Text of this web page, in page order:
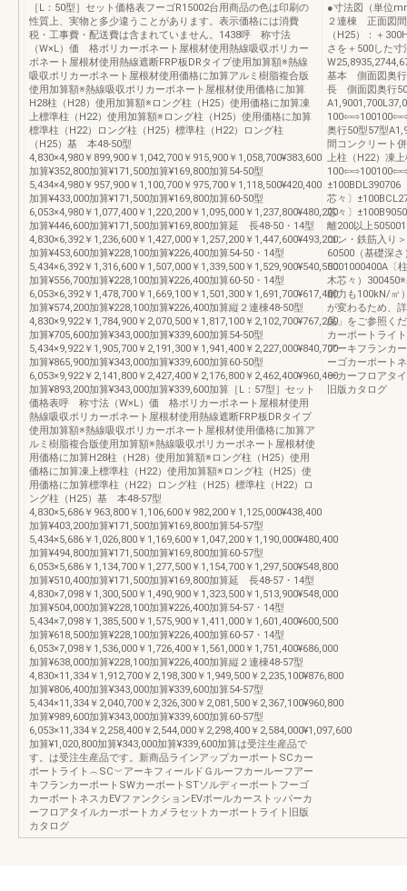
［L：50型］セット価格表フーゴR15002台用商品の色は印刷の
性質上、実物と多少違うことがあります。表示価格には消費
税・工事費・配送費は含まれていません。1438呼 称寸法
（W×L）価 格ポリカーボネート屋根材使用熱線吸収ポリカー
ボネート屋根材使用熱線遮断FRP板DRタイプ使用加算額※熱線
吸収ポリカーボネート屋根材使用価格に加算アルミ樹脂複合版
使用加算額※熱線吸収ポリカーボネート屋根材使用価格に加算
H28柱（H28）使用加算額※ロング柱（H25）使用価格に加算凍
上標準柱（H22）使用加算額※ロング柱（H25）使用価格に加算
標準柱（H22）ロング柱（H25）標準柱（H22）ロング柱
（H25）基 本48-50型
4,830×4,980￥899,900￥1,042,700￥915,900￥1,058,700¥383,600
加算¥352,800加算¥171,500加算¥169,800加算54-50型
5,434×4,980￥957,900￥1,100,700￥975,700￥1,118,500¥420,400
加算¥433,000加算¥171,500加算¥169,800加算60-50型
6,053×4,980￥1,077,400￥1,220,200￥1,095,000￥1,237,800¥480,200
加算¥446,600加算¥171,500加算¥169,800加算延 長48-50・14型
4,830×6,392￥1,236,600￥1,427,000￥1,257,200￥1,447,600¥493,200
加算¥453,600加算¥228,100加算¥226,400加算54-50・14型
5,434×6,392￥1,316,600￥1,507,000￥1,339,500￥1,529,900¥540,500
加算¥556,700加算¥228,100加算¥226,400加算60-50・14型
6,053×6,392￥1,478,700￥1,669,100￥1,501,300￥1,691,700¥617,400
加算¥574,200加算¥228,100加算¥226,400加算縦２連棟48-50型
4,830×9,922￥1,784,900￥2,070,500￥1,817,100￥2,102,700¥767,200
加算¥705,600加算¥343,000加算¥339,600加算54-50型
5,434×9,922￥1,905,700￥2,191,300￥1,941,400￥2,227,000¥840,700
加算¥865,900加算¥343,000加算¥339,600加算60-50型
6,053×9,922￥2,141,800￥2,427,400￥2,176,800￥2,462,400¥960,400
加算¥893,200加算¥343,000加算¥339,600加算［L：57型］セット
価格表呼 称寸法（W×L）価 格ポリカーボネート屋根材使用
熱線吸収ポリカーボネート屋根材使用熱線遮断FRP板DRタイプ
使用加算額※熱線吸収ポリカーボネート屋根材使用価格に加算ア
ルミ樹脂複合版使用加算額※熱線吸収ポリカーボネート屋根材使
用価格に加算H28柱（H28）使用加算額※ロング柱（H25）使用
価格に加算凍上標準柱（H22）使用加算額※ロング柱（H25）使
用価格に加算標準柱（H22）ロング柱（H25）標準柱（H22）ロ
ング柱（H25）基 本48-57型
4,830×5,686￥963,800￥1,106,600￥982,200￥1,125,000¥438,400
加算¥403,200加算¥171,500加算¥169,800加算54-57型
5,434×5,686￥1,026,800￥1,169,600￥1,047,200￥1,190,000¥480,400
加算¥494,800加算¥171,500加算¥169,800加算60-57型
6,053×5,686￥1,134,700￥1,277,500￥1,154,700￥1,297,500¥548,800
加算¥510,400加算¥171,500加算¥169,800加算延 長48-57・14型
4,830×7,098￥1,300,500￥1,490,900￥1,323,500￥1,513,900¥548,000
加算¥504,000加算¥228,100加算¥226,400加算54-57・14型
5,434×7,098￥1,385,500￥1,575,900￥1,411,000￥1,601,400¥600,500
加算¥618,500加算¥228,100加算¥226,400加算60-57・14型
6,053×7,098￥1,536,000￥1,726,400￥1,561,000￥1,751,400¥686,000
加算¥638,000加算¥228,100加算¥226,400加算縦２連棟48-57型
4,830×11,334￥1,912,700￥2,198,300￥1,949,500￥2,235,100¥876,800
加算¥806,400加算¥343,000加算¥339,600加算54-57型
5,434×11,334￥2,040,700￥2,326,300￥2,081,500￥2,367,100¥960,800
加算¥989,600加算¥343,000加算¥339,600加算60-57型
6,053×11,334￥2,258,400￥2,544,000￥2,298,400￥2,584,000¥1,097,600
加算¥1,020,800加算¥343,000加算¥339,600加算は受注生産品で
す。は受注生産品です。新商品ラインアップカーポートSCカー
ポートライト︵SC︶アーキフィールドＧルーフカールーフアー
キフランカーポートSWカーポートSTソルディーポートフーゴ
カーポートネスカEVファンクションEVポールカーストッパーカ
ーフロアタイルカーポートカメラセットカーポートライト旧版
カタログ
●寸法図（単位
２連棟 正面図間
（H25）：＋
さを＋500した
基本 側面図奥行
長 側面図奥行
奥行50型57型
間コンクリート
上柱（H22）凍
±100BDL390706
芯々〕
芯々〕
離200以上
コン・鉄筋入り
60500（基礎深
5001000400A〔
木芯々）
耐力も100kN/㎡
が変わるため、
品」をご参照く
カーポートライ
アーキフランカ
ーゴカーポート
ーカーフロアタ
旧版カタログ